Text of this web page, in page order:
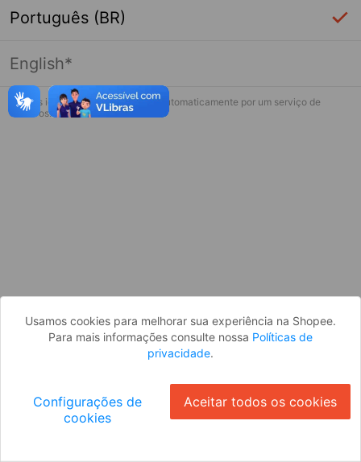
Página indisponível
Desculpe, algo deu errado. Faça login
Português (BR)
English*
* Esses idiomas serão traduzidos automaticamente por um serviço de
terceiros.
Usamos cookies para melhorar sua experiência na Shopee.
Para mais informações consulte nossa Políticas de
privacidade.
Configurações de
cookies
Aceitar todos os cookies